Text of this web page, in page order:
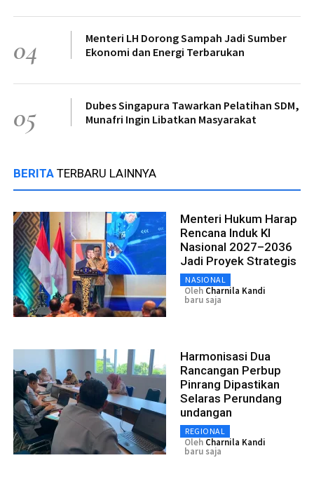
04
Menteri LH Dorong Sampah Jadi Sumber
Ekonomi dan Energi Terbarukan
05
Dubes Singapura Tawarkan Pelatihan SDM,
Munafri Ingin Libatkan Masyarakat
BERITA TERBARU LAINNYA
Menteri Hukum Harap
Rencana Induk KI
Nasional 2027–2036
Jadi Proyek Strategis
NASIONAL
Oleh Charnila Kandi
baru saja
Harmonisasi Dua
Rancangan Perbup
Pinrang Dipastikan
Selaras Perundang
undangan
REGIONAL
Oleh Charnila Kandi
baru saja